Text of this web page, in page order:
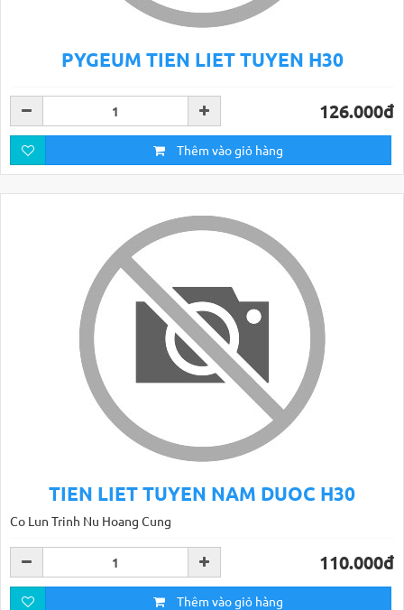
PYGEUM TIEN LIET TUYEN H30
126.000đ
Thêm vào giỏ hàng
TIEN LIET TUYEN NAM DUOC H30
Co Lun Trinh Nu Hoang Cung
110.000đ
Thêm vào giỏ hàng